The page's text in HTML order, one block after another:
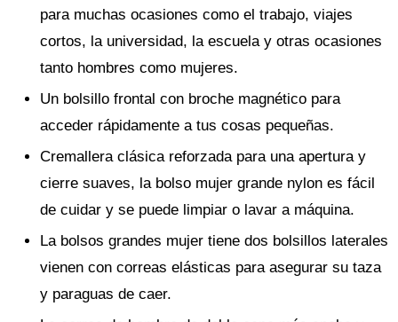
para muchas ocasiones como el trabajo, viajes
cortos, la universidad, la escuela y otras ocasiones
tanto hombres como mujeres.
Un bolsillo frontal con broche magnético para
acceder rápidamente a tus cosas pequeñas.
Cremallera clásica reforzada para una apertura y
cierre suaves, la bolso mujer grande nylon es fácil
de cuidar y se puede limpiar o lavar a máquina.
La bolsos grandes mujer tiene dos bolsillos laterales
vienen con correas elásticas para asegurar su taza
y paraguas de caer.